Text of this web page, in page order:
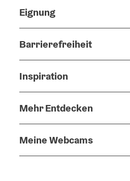
Eignung
Barrierefreiheit
Inspiration
Mehr Entdecken
Meine Webcams